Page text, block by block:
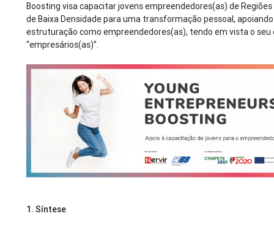
Boosting visa capacitar jovens empreendedores(as) de
de Baixa Densidade para uma transformação pessoal,
estruturação como empreendedores(as), tendo em vista o
“empresários(as)”.
1. Síntese